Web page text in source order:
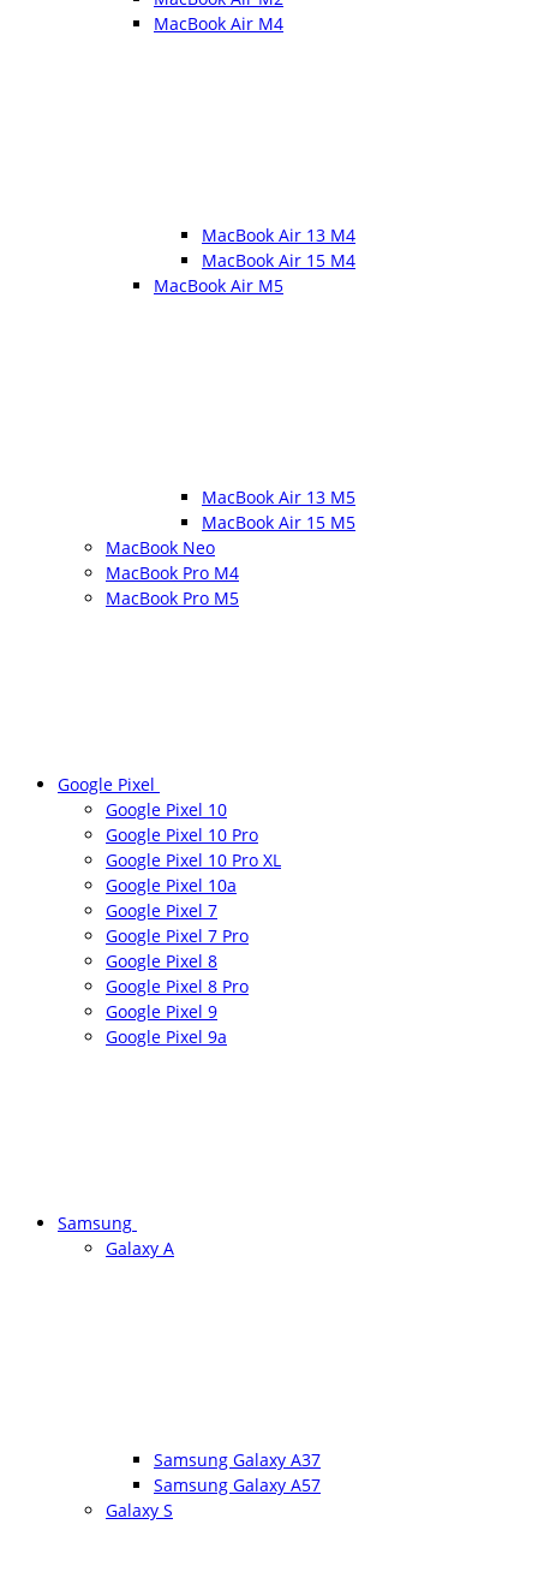
MacBook Air M4
MacBook Air 13 M4
MacBook Air 15 M4
MacBook Air M5
MacBook Air 13 M5
MacBook Air 15 M5
MacBook Neo
MacBook Pro M4
MacBook Pro M5
Google Pixel
Google Pixel 10
Google Pixel 10 Pro
Google Pixel 10 Pro XL
Google Pixel 10a
Google Pixel 7
Google Pixel 7 Pro
Google Pixel 8
Google Pixel 8 Pro
Google Pixel 9
Google Pixel 9a
Samsung
Galaxy A
Samsung Galaxy A37
Samsung Galaxy A57
Galaxy S